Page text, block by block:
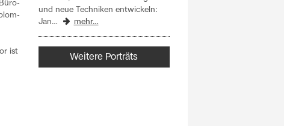
ist
und neue Techniken entwickeln:
Jan…
mehr…
Weitere Porträts